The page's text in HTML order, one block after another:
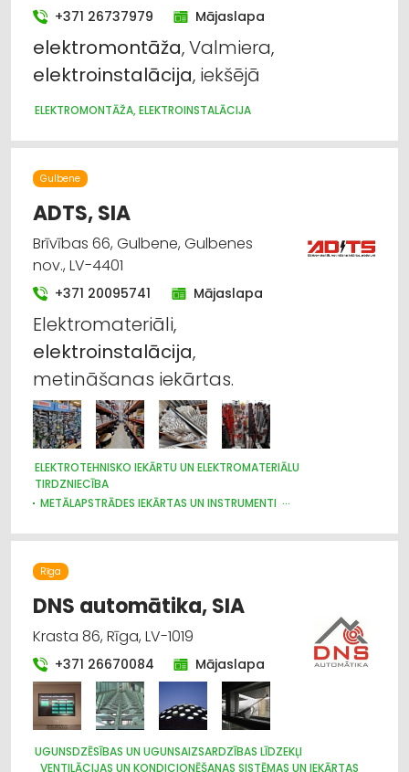
+371 26737979 Mājaslapa
elektromontāža, Valmiera,
elektroinstalācija, iekšējā
ELEKTROMONTĀŽA, ELEKTROINSTALĀCIJA
Gulbene
ADTS, SIA
Brīvības 66, Gulbene, Gulbenes
nov., LV-4401
+371 20095741 Mājaslapa
Elektromateriāli,
elektroinstalācija,
metināšanas iekārtas.
ELEKTROTEHNISKO IEKĀRTU UN ELEKTROMATERIĀLU
TIRDZNIECĪBA
METĀLAPSTRĀDES IEKĀRTAS UN INSTRUMENTI
APGAISMES TEHNIKAS TIRDZNIECĪBA
Rīga
DNS automātika, SIA
Krasta 86, Rīga, LV-1019
+371 26670084 Mājaslapa
UGUNSDZĒSĪBAS UN UGUNSAIZSARDZĪBAS LĪDZEKĻI
VENTILĀCIJAS UN KONDICIONĒŠANAS SISTĒMAS UN IEKĀRTAS